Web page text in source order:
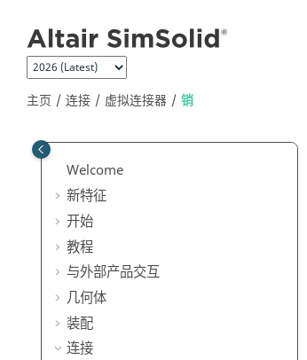
主页 连接 虚拟连接器 销
Welcome
新特征
开始
教程
与外部产品交互
几何体
装配
连接